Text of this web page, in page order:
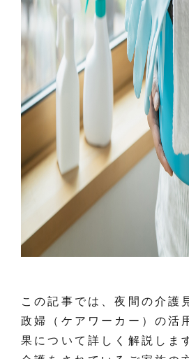
この記事では、夜間の介護
政婦（ケアワーカー）の活
果について詳しく解説しま